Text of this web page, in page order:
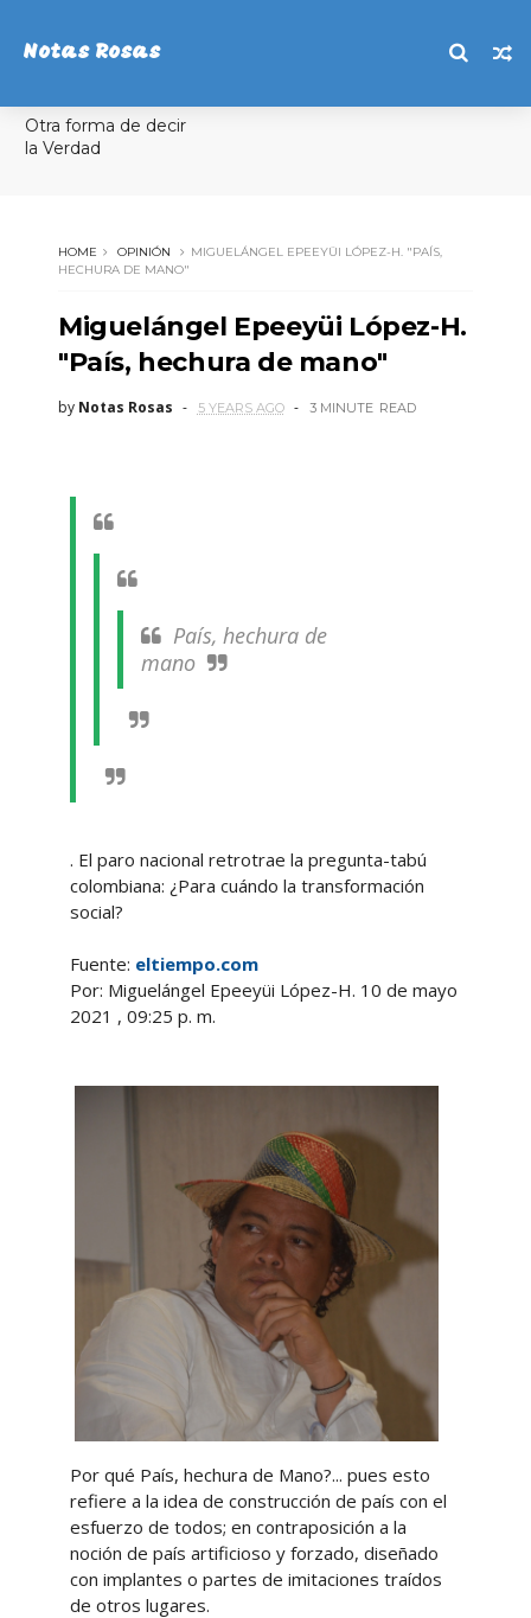
Notas Rosas
Otra forma de decir
la Verdad
HOME OPINIÓN
MIGUELÁNGEL EPEEYÜI LÓPEZ-H. "PAÍS,
HECHURA DE MANO"
Miguelángel Epeeyüi López-H.
"País, hechura de mano"
by Notas Rosas 5 YEARS AGO 3 MINUTE READ
País, hechura de
mano
. El paro nacional retrotrae la pregunta-tabú
colombiana: ¿Para cuándo la transformación
social?
Fuente: eltiempo.com
Por: Miguelángel Epeeyüi López-H. 10 de mayo
2021 , 09:25 p. m.
Por qué País, hechura de Mano?... pues esto
refiere a la idea de construcción de país con el
esfuerzo de todos; en contraposición a la
noción de país artificioso y forzado, diseñado
con implantes o partes de imitaciones traídos
de otros lugares.